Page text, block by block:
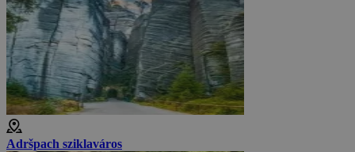
Adršpach sziklaváros